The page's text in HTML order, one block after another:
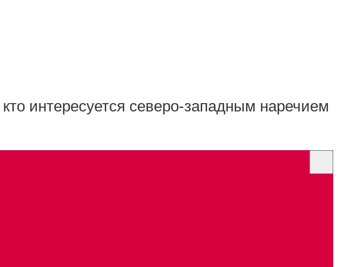
интересуется северо-западным наречием